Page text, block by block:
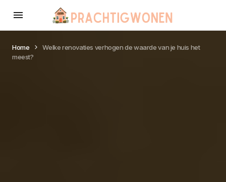
Home
Welke renovaties verhogen de waarde van je huis het
meest?